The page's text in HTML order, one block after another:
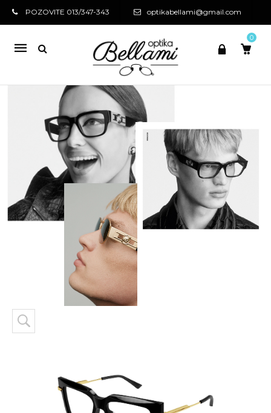
POZOVITE 013/347-343 optikabellami@gmail.com
Mobile
0
Skip to content